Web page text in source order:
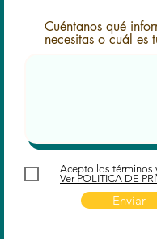
Cuéntanos qué
necesitas o cuál es
Acepto los términos
Ver POLITICA DE
Enviar